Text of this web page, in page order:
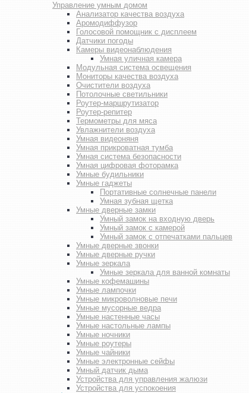
Управление умным домом
Анализатор качества воздуха
Аромодиффузор
Голосовой помощник с дисплеем
Датчики погоды
Камеры видеонаблюдения
Умная уличная камера
Модульная система освещения
Мониторы качества воздуха
Очистители воздуха
Потолочные светильники
Роутер-маршрутизатор
Роутер-репитер
Термометры для мяса
Увлажнители воздуха
Умная видеоняня
Умная прикроватная тумба
Умная система безопасности
Умная цифровая фоторамка
Умные будильники
Умные гаджеты
Портативные солнечные панели
Умная зубная щетка
Умные дверные замки
Умный замок на входную дверь
Умный замок с камерой
Умный замок с отпечатками пальцев
Умные дверные звонки
Умные дверные ручки
Умные зеркала
Умные зеркала для ванной комнаты
Умные кофемашины
Умные лампочки
Умные микроволновые печи
Умные мусорные ведра
Умные настенные часы
Умные настольные лампы
Умные ночники
Умные роутеры
Умные чайники
Умные электронные сейфы
Умный датчик дыма
Устройства для управления жалюзи
Устройства для успокоения